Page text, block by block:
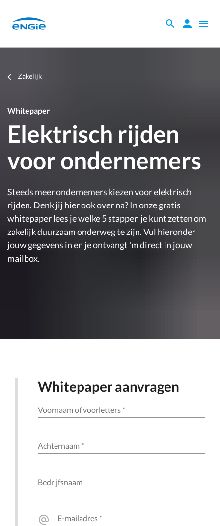
mainZoeken
de
Zoeken
Open
Je
Zakelijk
Whitepaper
Elektrisch rijden
voor ondernemers
Steeds meer ondernemers kiezen voor elektrisch
rijden. Denk jij hier ook over na? In onze gratis
whitepaper lees je welke 5 stappen je kunt zetten om
zakelijk duurzaam onderweg te zijn. Vul hieronder
jouw gegevens in en je ontvangt 'm direct in jouw
mailbox.
Whitepaper aanvragen
Voornaam of voorletters *
Achternaam *
Bedrijfsnaam
alternate_email E-mailadres *